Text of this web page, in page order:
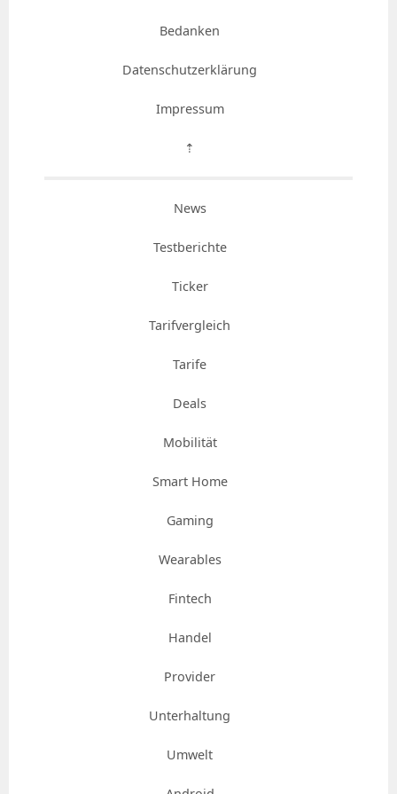
Bedanken
Datenschutzerklärung
Impressum
⇡
News
Testberichte
Ticker
Tarifvergleich
Tarife
Deals
Mobilität
Smart Home
Gaming
Wearables
Fintech
Handel
Provider
Unterhaltung
Umwelt